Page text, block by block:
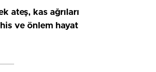
ateş, kas ağrıları
ve önlem hayat